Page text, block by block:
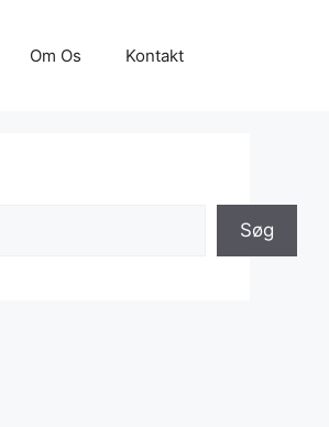
Om Os Kontakt
Søg